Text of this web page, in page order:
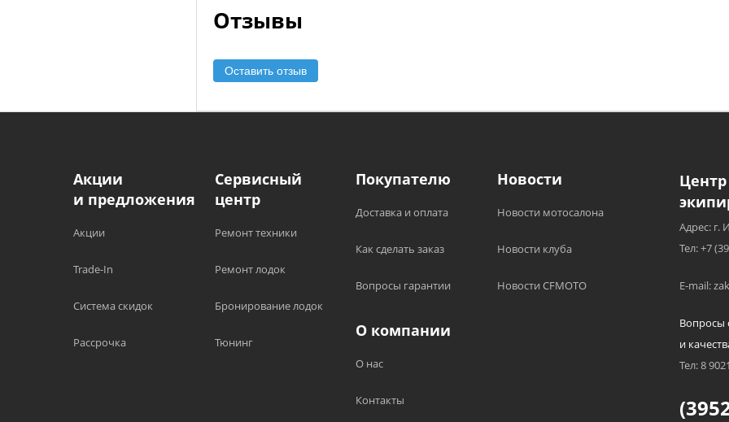
Отзывы
Оставить отзыв
Акции
и предложения
Акции
Trade-In
Система скидок
Рассрочка
Сервисный
центр
Ремонт техники
Ремонт лодок
Бронирование лодок
Тюнинг
Покупателю
Доставка и оплата
Как сделать заказ
Вопросы гарантии
Новости
Новости мотосалона
Новости клуба
Новости CFMOTO
О компании
О нас
Контакты
Адрес: г.
Тел: +7
E-mail:
Вопросы
и
Тел: 8